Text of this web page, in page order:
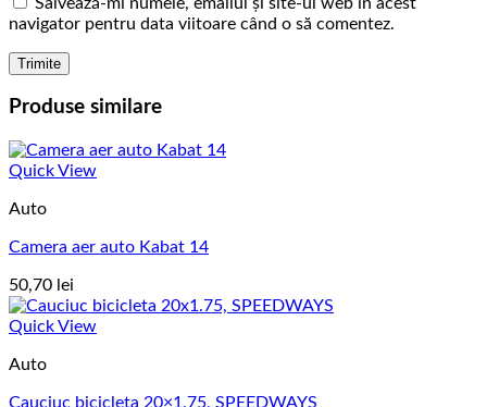
navigator pentru data viitoare când o să comentez.
Produse similare
Quick View
Auto
Camera aer auto Kabat 14
50,70 lei
Quick View
Auto
Cauciuc bicicleta 20×1.75, SPEEDWAYS